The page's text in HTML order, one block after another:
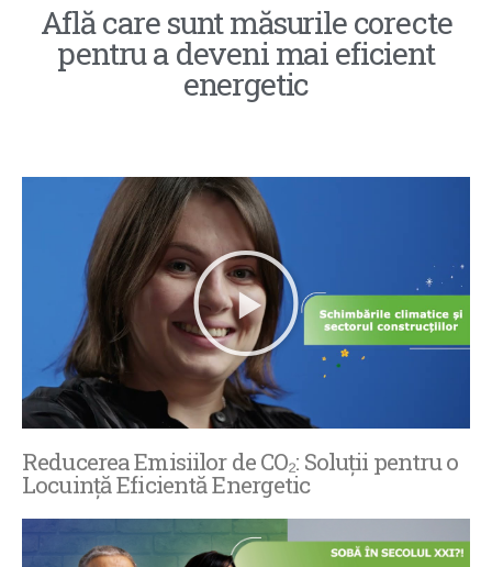
Află care sunt măsurile corecte
pentru a deveni mai eficient
energetic
Reducerea Emisiilor de CO₂: Soluții pentru o
Locuință Eficientă Energetic